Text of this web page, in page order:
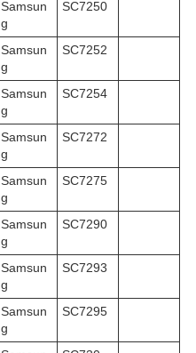
Samsun
g
SC7250
Samsun
g
SC7252
Samsun
g
SC7254
Samsun
g
SC7272
Samsun
g
SC7275
Samsun
g
SC7290
Samsun
g
SC7293
Samsun
g
SC7295